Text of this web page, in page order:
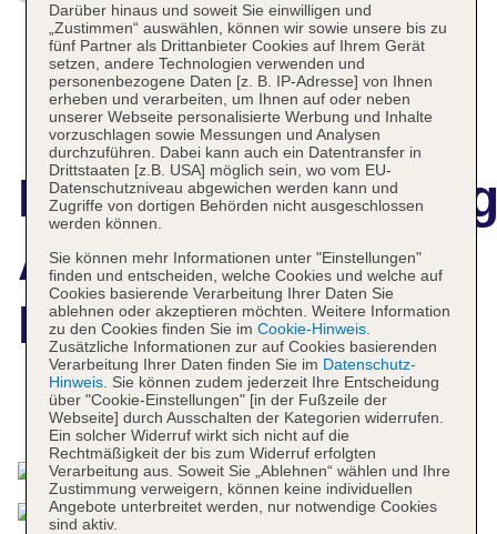
Ana Holiday Inn
Kanazawa Sky
Das bietet Ihre Unterkunft
Darüber hinaus und soweit Sie einwilligen und
„Zustimmen“ auswählen, können wir sowie unsere bis zu
fünf Partner als Drittanbieter Cookies auf Ihrem Gerät
setzen, andere Technologien verwenden und
personenbezogene Daten [z. B. IP-Adresse] von Ihnen
erheben und verarbeiten, um Ihnen auf oder neben
unserer Webseite personalisierte Werbung und Inhalte
vorzuschlagen sowie Messungen und Analysen
durchzuführen. Dabei kann auch ein Datentransfer in
Drittstaaten [z.B. USA] möglich sein, wo vom EU-
Datenschutzniveau abgewichen werden kann und
Zugriffe von dortigen Behörden nicht ausgeschlossen
werden können.
Sie können mehr Informationen unter "Einstellungen"
finden und entscheiden, welche Cookies und welche auf
Cookies basierende Verarbeitung Ihrer Daten Sie
ablehnen oder akzeptieren möchten. Weitere Information
zu den Cookies finden Sie im Cookie-Hinweis.
Zusätzliche Informationen zur auf Cookies basierenden
Verarbeitung Ihrer Daten finden Sie im Datenschutz-
Hinweis. Sie können zudem jederzeit Ihre Entscheidung
über "Cookie-Einstellungen" [in der Fußzeile der
Webseite] durch Ausschalten der Kategorien widerrufen.
Ein solcher Widerruf wirkt sich nicht auf die
Rechtmäßigkeit der bis zum Widerruf erfolgten
Verarbeitung aus. Soweit Sie „Ablehnen“ wählen und Ihre
Zustimmung verweigern, können keine individuellen
Angebote unterbreitet werden, nur notwendige Cookies
sind aktiv.